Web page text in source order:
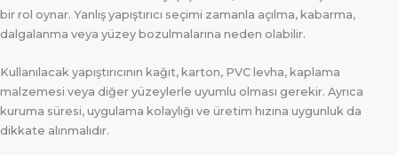
bir rol oynar. Yanlış yapıştırıcı seçimi zamanla açılma, kabarma,
dalgalanma veya yüzey bozulmalarına neden olabilir.
Kullanılacak yapıştırıcının kağıt, karton, PVC levha, kaplama
malzemesi veya diğer yüzeylerle uyumlu olması gerekir. Ayrıca
kuruma süresi, uygulama kolaylığı ve üretim hızına uygunluk da
dikkate alınmalıdır.